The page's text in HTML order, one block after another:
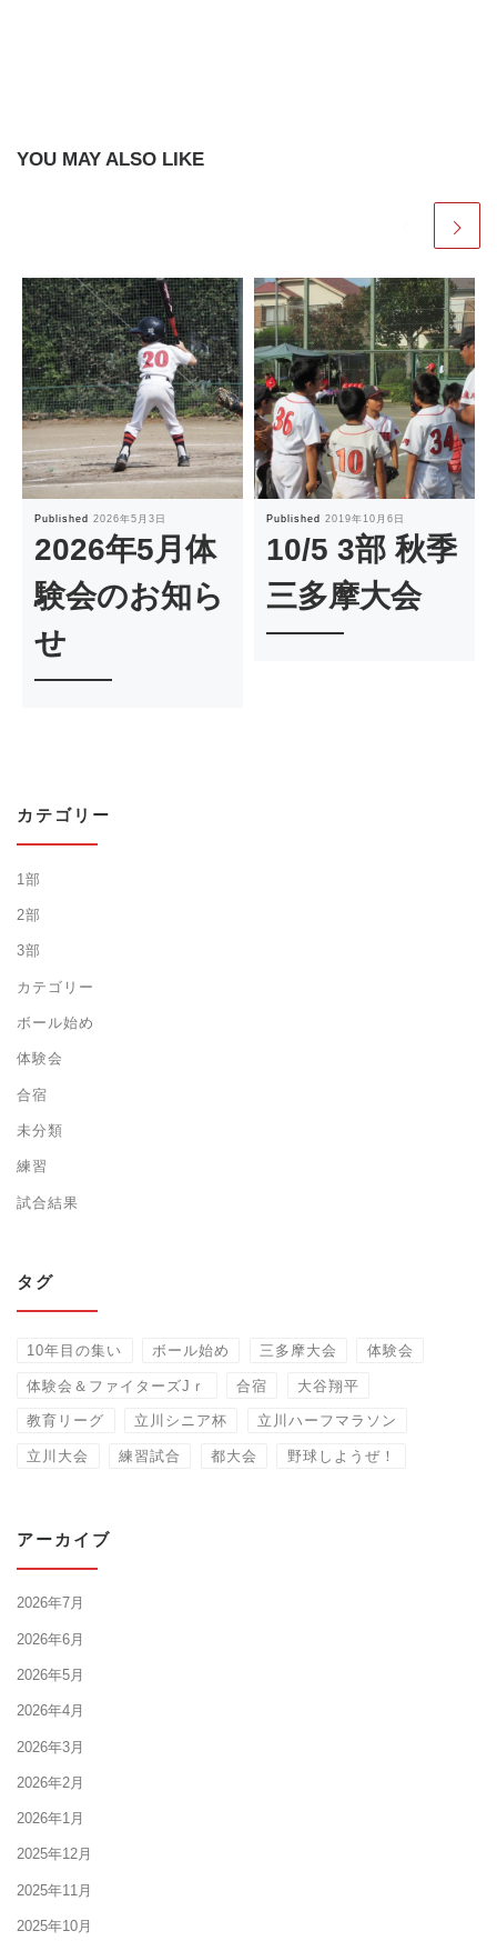
YOU MAY ALSO LIKE
Published 2026年5月3日
2026年5月体
験会のお知ら
せ
Published 2019年10月6日
10/5 3部 秋季
三多摩大会
カテゴリー
1部
2部
3部
カテゴリー
ボール始め
体験会
合宿
未分類
練習
試合結果
タグ
10年目の集い ボール始め 三多摩大会 体験会
体験会＆ファイターズJｒ 合宿 大谷翔平
教育リーグ 立川シニア杯 立川ハーフマラソン
立川大会 練習試合 都大会 野球しようぜ！
アーカイブ
2026年7月
2026年6月
2026年5月
2026年4月
2026年3月
2026年2月
2026年1月
2025年12月
2025年11月
2025年10月